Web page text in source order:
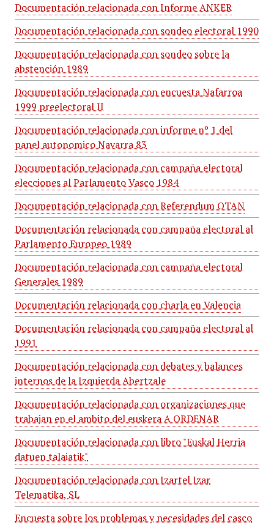
Documentación relacionada con Informe ANKER
Documentación relacionada con sondeo electoral 1990
Documentación relacionada con sondeo sobre la
abstención 1989
Documentación relacionada con encuesta Nafarroa
1999 preelectoral II
Documentación relacionada con informe nº 1 del
panel autonomico Navarra 83
Documentación relacionada con campaña electoral
elecciones al Parlamento Vasco 1984
Documentación relacionada con Referendum OTAN
Documentación relacionada con campaña electoral al
Parlamento Europeo 1989
Documentación relacionada con campaña electoral
Generales 1989
Documentación relacionada con charla en Valencia
Documentación relacionada con campaña electoral al
1991
Documentación relacionada con debates y balances
internos de la Izquierda Abertzale
Documentación relacionada con organizaciones que
trabajan en el ambito del euskera A ORDENAR
Documentación relacionada con libro "Euskal Herria
datuen talaiatik"
Documentación relacionada con Izartel Izar
Telematika, SL
Encuesta sobre los problemas y necesidades del casco